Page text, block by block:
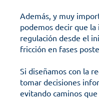
Además, y muy
podemos decir que
regulación desde el
fricción en fases
Si diseñamos con la
tomar decisiones
evitando caminos